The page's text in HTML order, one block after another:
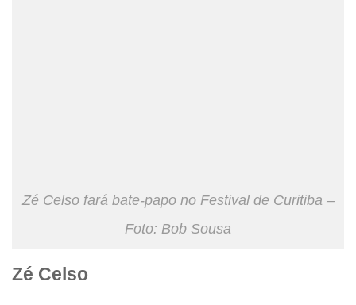
Zé Celso fará bate-papo no Festival de Curitiba –
Foto: Bob Sousa
Zé Celso